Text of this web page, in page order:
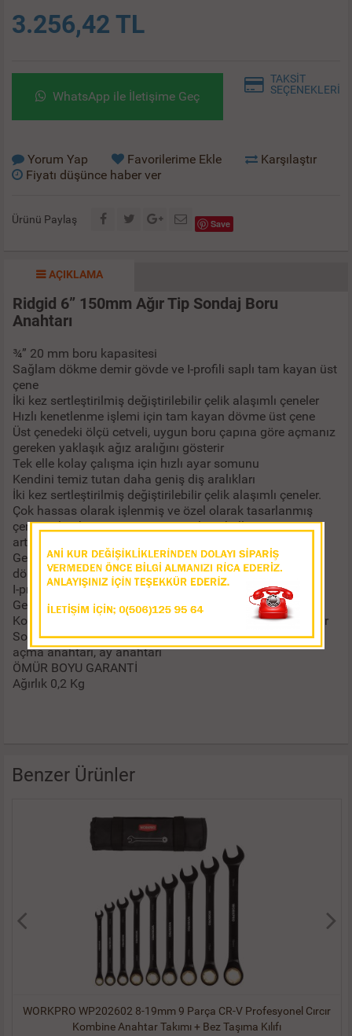
3.256,42 TL
WhatsApp ile İletişime Geç
TAKSİT
SEÇENEKLERİ
Yorum Yap Favorilerime Ekle
Karşılaştır
Fiyatı düşünce haber ver
Ürünü Paylaş Save
AÇIKLAMA
Ridgid 6” 150mm Ağır Tip Sondaj Boru
Anahtarı
¾” 20 mm boru kapasitesi
Sağlam dökme demir gövde ve I-profili saplı tam kayan üst
çene
İki kez sertleştirilmiş değiştirilebilir çelik alaşımlı çeneler
Hızlı kenetlenme işlemi için tam kayan dövme üst çene
Üst çenedeki ölçü cetveli, uygun boru çapına göre açmanız
gereken yaklaşık ağız aralığını gösterir
Tek elle kolay çalışma için hızlı ayar somunu
Kendini temiz tutan daha geniş diş aralıkları
İki kez sertleştirilmiş değiştirilebilir çelik alaşımlı çeneler.
Çok hassas olarak işlenmiş ve özel olarak tasarlanmış
çene açıları kavrama gücünü ve aletin kullanım ömrünü
arttırır
Geniş flanşı, anahtar ayarlıyken somunun istemdışı
dönmesini engeller
I-profil sap, maksimum kuvveti minimum ağırlıkla sağlar
Geniş tutma yüzeyi kullanım rahatlığını arttırır
Kolay muhafaza için askı deliği. Geniş sap kaymayı önler
Sondaj anahtarı, sondaj karotiyer anahtarı, sondaj tüpü
açma anahtarı, ay anahtarı
ÖMÜR BOYU GARANTİ
Ağırlık 0,2 Kg
Benzer Ürünler
WORKPRO WP202602 8-19mm 9 Parça CR-V Profesyonel Cırcır
Kombine Anahtar Takımı + Bez Taşıma Kılıfı